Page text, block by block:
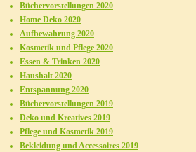
Büchervorstellungen 2020
Home Deko 2020
Aufbewahrung 2020
Kosmetik und Pflege 2020
Essen & Trinken 2020
Haushalt 2020
Entspannung 2020
Büchervorstellungen 2019
Deko und Kreatives 2019
Pflege und Kosmetik 2019
Bekleidung und Accessoires 2019